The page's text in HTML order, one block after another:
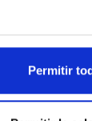
Permitir